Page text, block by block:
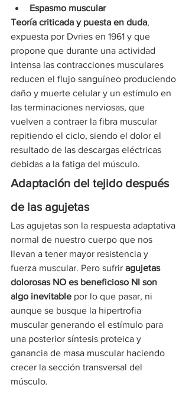
Espasmo muscular
Teoría criticada y puesta en duda,
expuesta por Dvries en 1961 y que
propone que durante una actividad
intensa las contracciones musculares
reducen el flujo sanguíneo produciendo
daño y muerte celular y un estímulo en
las terminaciones nerviosas, que
vuelven a contraer la fibra muscular
repitiendo el ciclo, siendo el dolor el
resultado de las descargas eléctricas
debidas a la fatiga del músculo.
Adaptación del tejido después
de las agujetas
Las agujetas son la respuesta adaptativa
normal de nuestro cuerpo que nos
llevan a tener mayor resistencia y
fuerza muscular. Pero sufrir agujetas
dolorosas NO es beneficioso NI son
algo inevitable por lo que pasar, ni
aunque se busque la hipertrofia
muscular generando el estímulo para
una posterior síntesis proteica y
ganancia de masa muscular haciendo
crecer la sección transversal del
músculo.